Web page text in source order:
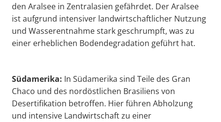
den Aralsee in Zentralasien gefährdet. Der Aralsee
ist aufgrund intensiver landwirtschaftlicher Nutzung
und Wasserentnahme stark geschrumpft, was zu
einer erheblichen Bodendegradation geführt hat.
Südamerika: In Südamerika sind Teile des Gran
Chaco und des nordöstlichen Brasiliens von
Desertifikation betroffen. Hier führen Abholzung
und intensive Landwirtschaft zu einer